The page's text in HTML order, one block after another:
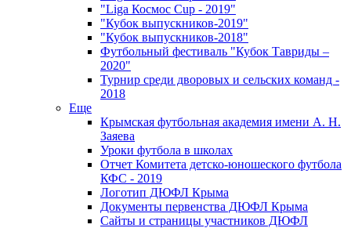
"Liga Космос Cup - 2019"
"Кубок выпускников-2019"
"Кубок выпускников-2018"
Футбольный фестиваль "Кубок Тавриды –
2020"
Турнир среди дворовых и сельских команд -
2018
Еще
Крымская футбольная академия имени А. Н.
Заяева
Уроки футбола в школах
Отчет Комитета детско-юношеского футбола
КФС - 2019
Логотип ДЮФЛ Крыма
Документы первенства ДЮФЛ Крыма
Сайты и страницы участников ДЮФЛ